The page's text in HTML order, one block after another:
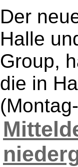
Der
Halle
Group,
die in